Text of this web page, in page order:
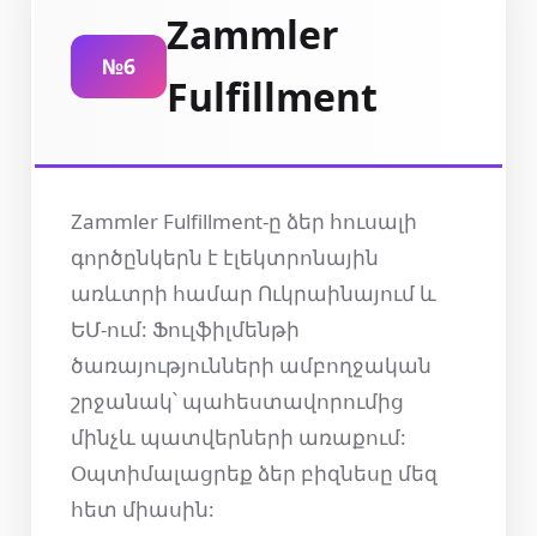
№6
Zammler
Fulfillment
Zammler Fulfillment-ը ձեր հուսալի
գործընկերն է էլեկտրոնային
առևտրի համար Ուկրաինայում և
ԵՄ-ում: Ֆուլֆիլմենթի
ծառայությունների ամբողջական
շրջանակ՝ պահեստավորումից
մինչև պատվերների առաքում:
Օպտիմալացրեք ձեր բիզնեսը մեզ
հետ միասին: